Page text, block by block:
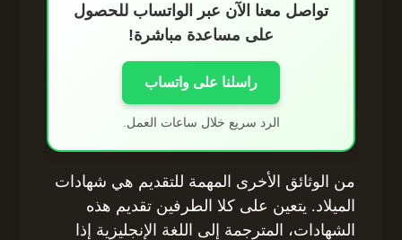
تواصل معنا الآن عبر الواتساب للحصول
على مساعدة مباشرة!
راسلنا على واتساب
الرد سريع خلال ساعات العمل.
من الوثائق الأخرى المهمة للتقديم هي شهادات
الميلاد. يتعين على كلا الطرفين تقديم هذه
الشهادات، المترجمة إلى اللغة الإنجليزية إذا